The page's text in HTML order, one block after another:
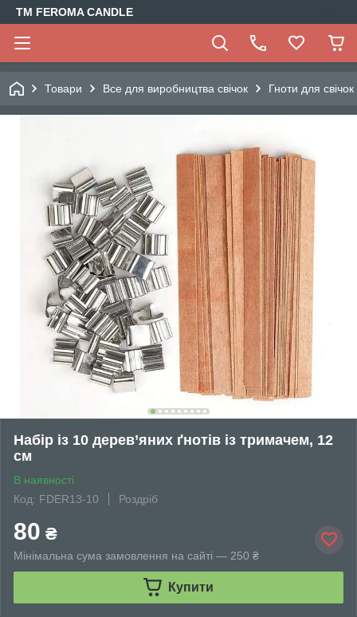
TM FEROMA CANDLE
Товари Все для виробництва свічок Гноти для свічок
Набір із 10 дерев’яних ґнотів із тримачем, 12
см
В наявності
Код: FDER13-10
Роздріб
80 ₴
Мінімальна сума замовлення на сайті — 250 ₴
Купити